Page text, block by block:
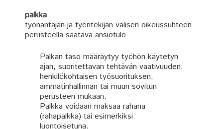
palkka
työnantajan ja työntekijän välisen oikeussuhteen
perusteella saatava ansiotulo
Palkan taso määräytyy työhön käytetyn
ajan, suoritettavan tehtävän vaativuuden,
henkilö­kohtaisen työsuorituksen,
ammatinhallinnan tai muun sovitun
perusteen mukaan.
Palkka voidaan maksaa rahana
(rahapalkka) tai esimerkiksi
luontoisetuna.